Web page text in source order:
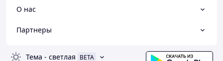
О нас
Партнеры
Тема - светлая BETA